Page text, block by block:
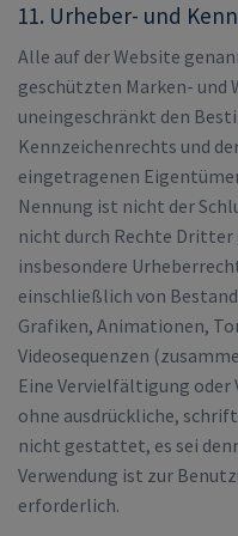
11. Urheber- und
Alle auf der Website
geschützten Marken- und
uneingeschränkt den
Kennzeichenrechts und
eingetragenen
Nennung ist nicht der
nicht durch Rechte
insbesondere
einschließlich von
Grafiken, Animationen,
Videosequenzen
Eine Vervielfältigung
ohne ausdrückliche,
nicht gestattet, es sei
Verwendung ist zur
erforderlich.